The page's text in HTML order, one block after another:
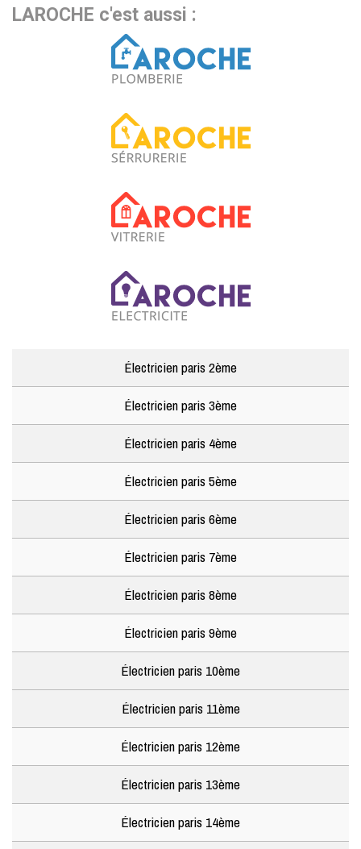
LAROCHE c'est aussi :
Électricien paris 2ème
Électricien paris 3ème
Électricien paris 4ème
Électricien paris 5ème
Électricien paris 6ème
Électricien paris 7ème
Électricien paris 8ème
Électricien paris 9ème
Électricien paris 10ème
Électricien paris 11ème
Électricien paris 12ème
Électricien paris 13ème
Électricien paris 14ème